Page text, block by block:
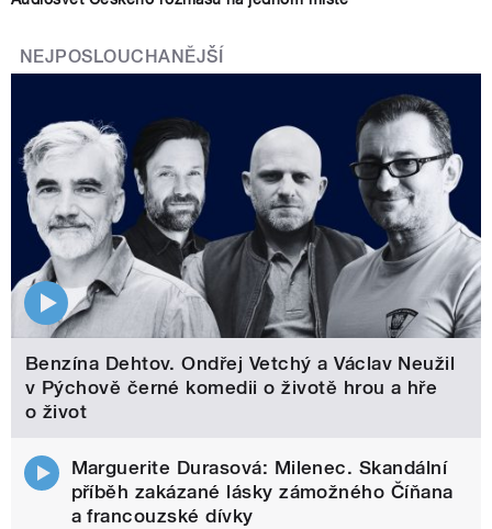
NEJPOSLOUCHANĚJŠÍ
Benzína Dehtov. Ondřej Vetchý a Václav Neužil
v Pýchově černé komedii o životě hrou a hře
o život
Marguerite Durasová: Milenec. Skandální
příběh zakázané lásky zámožného Číňana
a francouzské dívky